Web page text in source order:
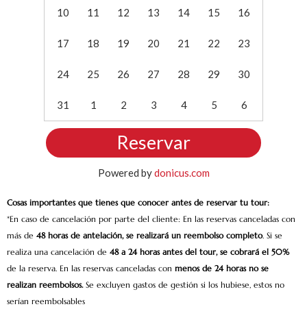
10 11 12 13 14 15 16
17 18 19 20 21 22 23
24 25 26 27 28 29 30
31 1 2 3 4 5 6
Reservar
Powered bydonicus.com
Cosas importantes que tienes que conocer antes de reservar tu tour:
*En caso de cancelación por parte del cliente: En las reservas canceladas con
más de 48 horas de antelación, se realizará un reembolso completo. Si se
realiza una cancelación de 48 a 24 horas antes del tour, se cobrará el 50%
de la reserva. En las reservas canceladas con menos de 24 horas no se
realizan reembolsos. Se excluyen gastos de gestión si los hubiese, estos no
serían reembolsables